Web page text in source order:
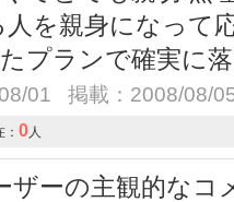
を親身になって
プランで確実に
08/01 掲載：2008/08/
0人
ーの主観的なコ